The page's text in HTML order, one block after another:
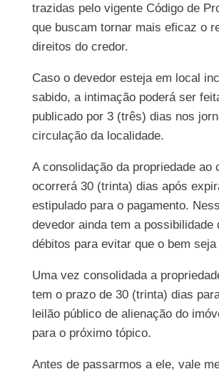
trazidas pelo vigente Código de
que buscam tornar mais eficaz o
direitos do credor.
Caso o devedor esteja em local
sabido, a intimação poderá ser
publicado por 3 (três) dias nos
circulação da localidade.
A consolidação da propriedade ao
ocorrerá 30 (trinta) dias após
estipulado para o pagamento.
devedor ainda tem a possibilidade
débitos para evitar que o bem seja
Uma vez consolidada a
tem o prazo de 30 (trinta) dias
leilão público de alienação do
para o próximo tópico.
Antes de passarmos a ele, vale